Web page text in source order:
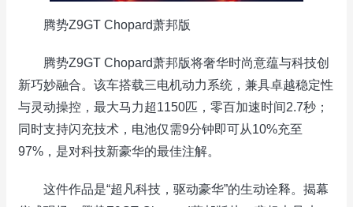
腾势Z9GT Chopard萧邦版
腾势Z9GT Chopard萧邦版将奢华时尚意蕴与科技创
新巧妙融合。该车搭载三电机动力系统，兼具卓越稳定性
与灵动操控，最大马力超1150匹，零百加速时间2.7秒；
同时支持闪充技术，电池仅需9分钟即可从10%充至
97%，是对科技新豪华的最佳注解。
这件作品是“超凡科技，驱动豪华”的生动诠释。揭幕